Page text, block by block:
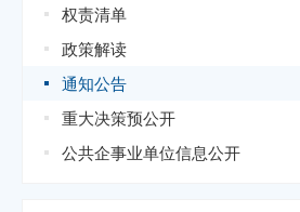
权责清单
政策解读
通知公告
重大决策预公开
公共企事业单位信息公开